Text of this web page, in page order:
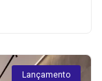
Lançamento